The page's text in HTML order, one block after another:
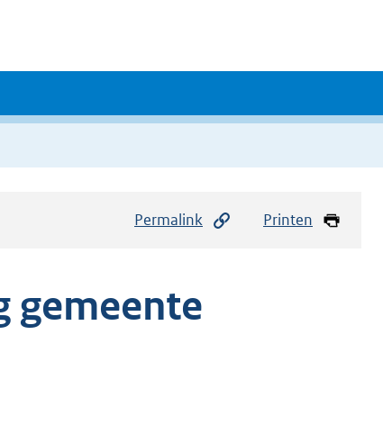
Permalink Printen
gemeente